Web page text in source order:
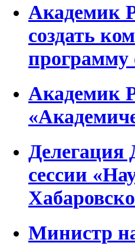
Академик
создать
программу
Академик
Делегация
сессии
Министр